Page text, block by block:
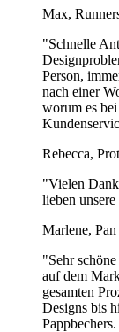
Max,
"Schnelle
Person,
nach einer
worum es
Rebecca,
"Vielen
lieben
Marlene,
"Sehr
auf dem
gesamten
Designs bis